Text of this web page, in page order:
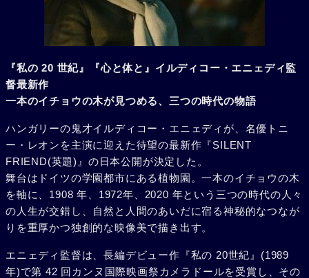
『私の 20 世紀』『心と体と』イルディコー・エニェディ監
督最新作
一本のイチョウの木が見つめる、三つの時代の物語
ハンガリーの鬼才イルディコー・エニェディが、名優トニ
ー・レオンを主演に迎えた待望の最新作『SILENT
FRIEND(英題)』の日本公開が決定した。
舞台はドイツの学園都市にある植物園。一本のイチョウの木
を軸に、1908 年、1972年、2020 年という三つの時代の人々
の人生が交錯し、自然と人間のあいだに宿る神秘的なつなが
りを重厚かつ独創的な映像美で描き出す。
エニェディ監督は、長編デビュー作『私の 20世紀』(1989
年)で第 42 回カンヌ国際映画祭カメラドールを受賞し、その